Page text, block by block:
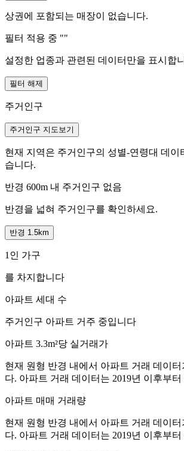
상권에 포함되는 매장이 없습니다.
필터 적용 중 ""
설정한 업종과 관련된 데이터만을 표시합
필터 해제
주거인구
주거인구 지도보기
현재 지역은 주거인구의 성별-연령대 데이
습니다.
반경 600m 내 주거인구 없음
반경을 넓혀 주거인구를 확인하세요.
반경 1.5km
1인 가구
를 차지합니다
아파트 세대 수
주거인구 아파트 거주 중입니다
아파트 3.3m²당 실거래가
현재 원형 반경 내에서 아파트 거래 데이터
다. 아파트 거래 데이터는 2019년 이후부
아파트 매매 거래량
현재 원형 반경 내에서 아파트 거래 데이터
다. 아파트 거래 데이터는 2019년 이후부